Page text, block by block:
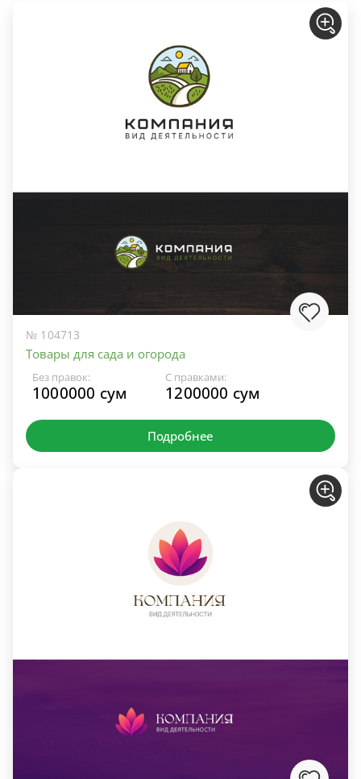
№ 104713
Товары для сада и огорода
Без правок:
1000000 сум
С правками:
1200000 сум
Подробнее